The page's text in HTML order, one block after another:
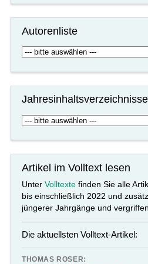
Autorenliste
Jahresinhaltsverzeichnisse
Artikel im Volltext lesen
UnterVolltexte finden Sie alle
bis einschließlich 2022 und
jüngerer Jahrgänge und
Die aktuellsten Volltext-Artikel:
THOMAS ROSER: